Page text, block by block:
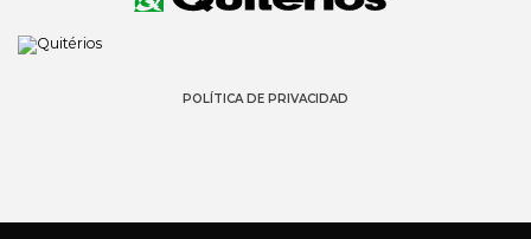
POLÍTICA DE PRIVACIDAD